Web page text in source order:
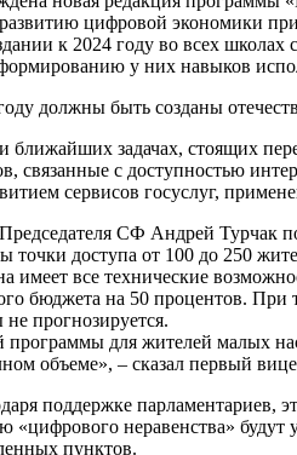
цифровой экономики
к 2024 году во всех
у них навыков
должны быть созданы
ближайших задачах, стоящих
связанные с доступностью
сервисов госуслуг,
СФ Андрей Турчак
доступа от 100 до 250
имеет все технические
бюджета на 50 процентов.
прогнозируется.
для жителей малых
объеме», – сказал первый
поддержке
неравенства» будут
пунктов.